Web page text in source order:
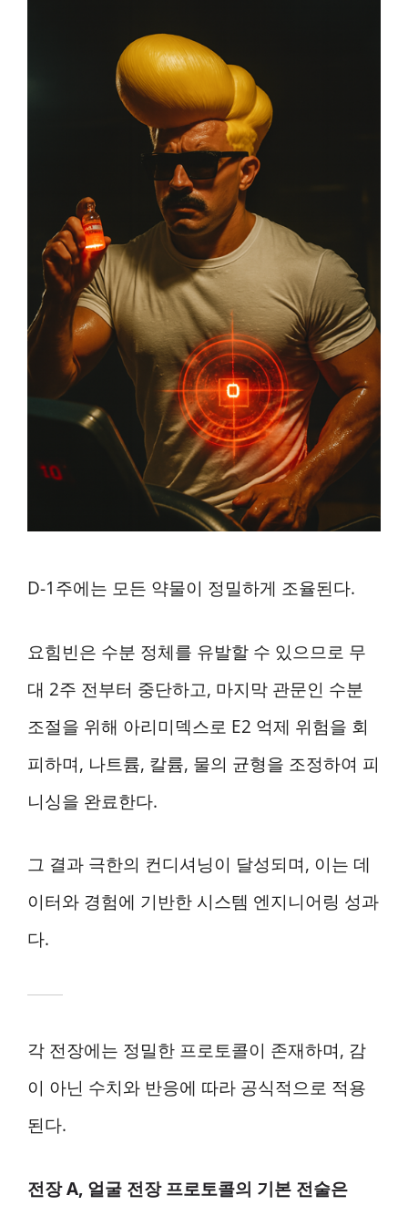
D-1주에는 모든 약물이 정밀하게 조율된다.
요힘빈은 수분 정체를 유발할 수 있으므로 무
대 2주 전부터 중단하고, 마지막 관문인 수분
조절을 위해 아리미덱스로 E2 억제 위험을 회
피하며, 나트륨, 칼륨, 물의 균형을 조정하여 피
니싱을 완료한다.
그 결과 극한의 컨디셔닝이 달성되며, 이는 데
이터와 경험에 기반한 시스템 엔지니어링 성과
다.
각 전장에는 정밀한 프로토콜이 존재하며, 감
이 아닌 수치와 반응에 따라 공식적으로 적용
된다.
전장 A, 얼굴 전장 프로토콜의 기본 전술은